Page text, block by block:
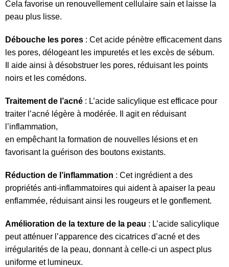
Cela favorise un renouvellement cellulaire sain et laisse la
peau plus lisse.
Débouche les pores : Cet acide pénètre efficacement dans
les pores, délogeant les impuretés et les excès de sébum.
Il aide ainsi à désobstruer les pores, réduisant les points
noirs et les comédons.
Traitement de l’acné : L’acide salicylique est efficace pour
traiter l’acné légère à modérée. Il agit en réduisant
l’inflammation,
en empêchant la formation de nouvelles lésions et en
favorisant la guérison des boutons existants.
Réduction de l’inflammation : Cet ingrédient a des
propriétés anti-inflammatoires qui aident à apaiser la peau
enflammée, réduisant ainsi les rougeurs et le gonflement.
Amélioration de la texture de la peau : L’acide salicylique
peut atténuer l’apparence des cicatrices d’acné et des
irrégularités de la peau, donnant à celle-ci un aspect plus
uniforme et lumineux.